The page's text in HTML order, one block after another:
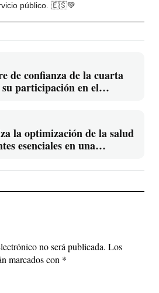
público. 🇪🇸💚
de confianza de la cuarta
participación en el
la optimización de la salud
esenciales en una
no será publicada. Los
marcados con *